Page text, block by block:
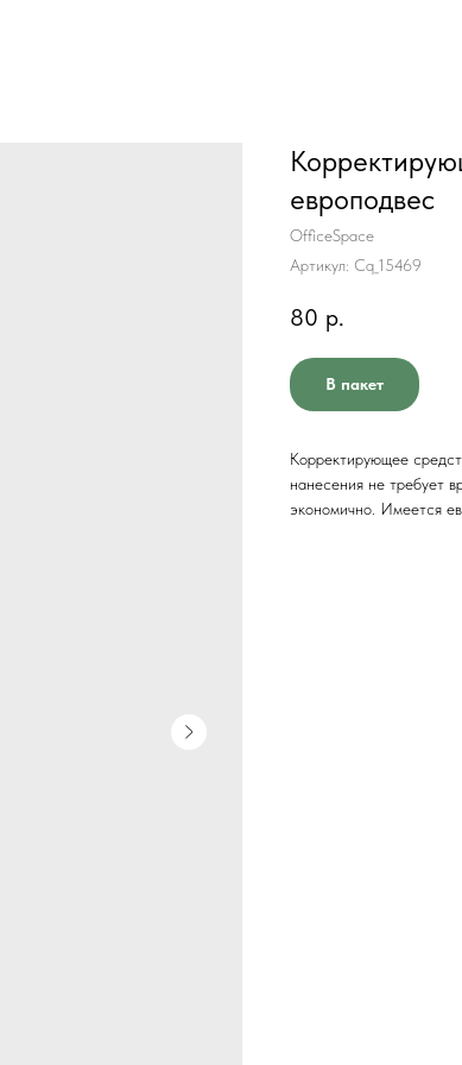
европодвес
OfficeSpace
Артикул: Cq_15469
80 р.
В пакет
Корректирующее
нанесения не требует
экономично. Имеется